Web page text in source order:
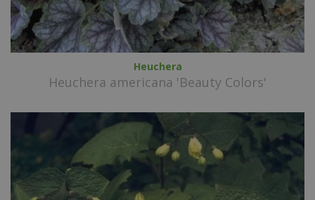
Heuchera
Heuchera americana 'Beauty Colors'